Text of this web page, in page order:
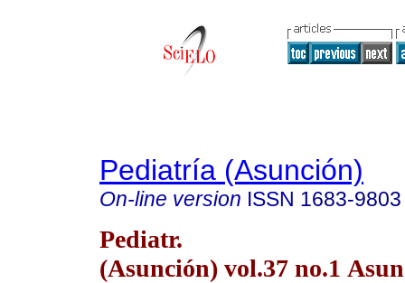
Pediatría (Asunción)
On-line version ISSN 1683-9803
Pediatr.
(Asunción) vol.37 no.1